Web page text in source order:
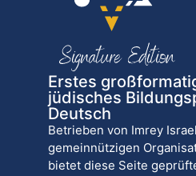
Erstes
jüdisches
Deutsch
Betrieben von Imrey
gemeinnützigen
bietet diese Seite